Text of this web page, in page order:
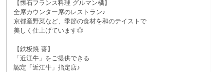
【懐石フランス料理 グルマン橘】
全席カウンター席のレストラン♪
京都産野菜など、季節の食材を和のテイストで
美しく仕上げています◎
【鉄板焼 葵】
「近江牛」をご提供できる
認定「近江牛」指定店♪